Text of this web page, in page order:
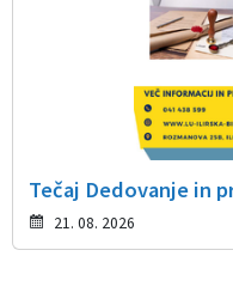
Tečaj Dedovanje in
21. 08. 2026